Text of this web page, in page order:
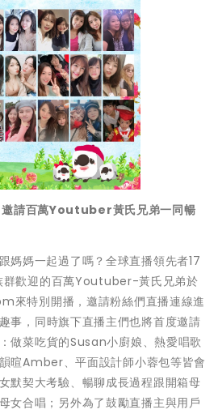
請百萬Youtuber黃氏兄弟一同暢
媽媽一起過了嗎？全球直播領先者17
群歡迎的百萬Youtuber-黃氏兄弟於
來特別開播， 邀請粉絲們直播連線進
事， 同時旗下直播主們也將首度邀請
做菜吃貨的Susan小廚娘、熱愛唱歌
暄Amber、平面設計師小蓉包等皆會
默契大考驗、 暢聊成長過程跟開箱母
女合唱；另外為了鼓勵直播主與用戶